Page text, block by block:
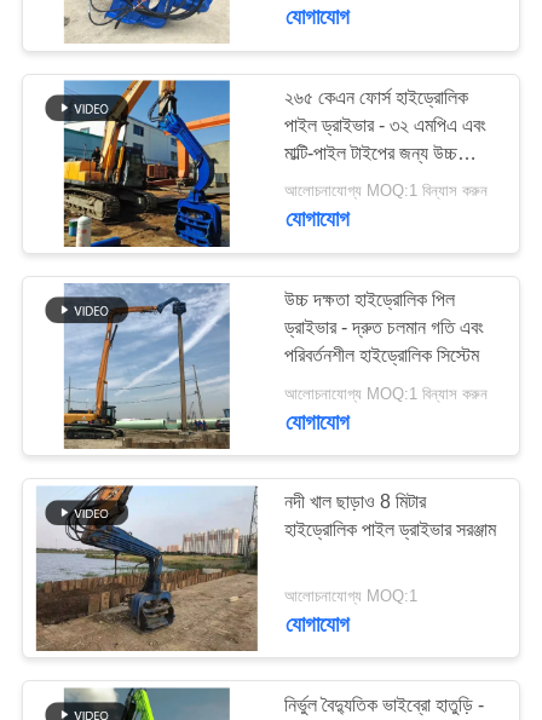
নিয়ন্ত্রণ
যোগাযোগ
করুন
মামলা
উদ্ধৃতির
জন্য
আবেদন
সাইট
ম্যাপ
যোগাযোগ
২৬৫ কেএন ফোর্স হাইড্রোলিক
পাইল ড্রাইভার - ৩২ এমপিএ এবং
মাল্টি-পাইল টাইপের জন্য উচ্চ
আলোচনাযোগ্য MOQ:1 বিন্যাস করুন
যোগাযোগ
উচ্চ দক্ষতা হাইড্রোলিক পিল
ড্রাইভার - দ্রুত চলমান গতি এবং
পরিবর্তনশীল হাইড্রোলিক সিস্টেম
আলোচনাযোগ্য MOQ:1 বিন্যাস করুন
যোগাযোগ
নদী খাল ছাড়াও 8 মিটার
হাইড্রোলিক পাইল ড্রাইভার সরঞ্জাম
আলোচনাযোগ্য MOQ:1
যোগাযোগ
নির্ভুল বৈদ্যুতিক ভাইব্রো হাতুড়ি -